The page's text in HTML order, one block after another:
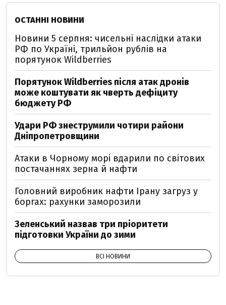
ОСТАННІ НОВИНИ
Новини 5 серпня: чисельні наслідки атаки
РФ по Україні, трильйон рублів на
порятунок Wildberries
Порятунок Wildberries після атак дронів
може коштувати як чверть дефіциту
бюджету РФ
Удари РФ знеструмили чотири райони
Дніпропетровщини
Атаки в Чорному морі вдарили по світових
постачаннях зерна й нафти
Головний виробник нафти Ірану загруз у
боргах: рахунки заморозили
Зеленський назвав три пріоритети
підготовки України до зими
ВСІ НОВИНИ